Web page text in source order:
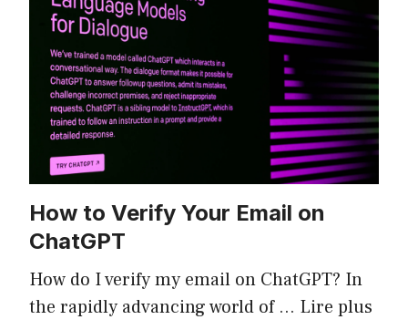
How to Verify Your Email on
ChatGPT
How do I verify my email on ChatGPT? In
the rapidly advancing world of … Lire plus